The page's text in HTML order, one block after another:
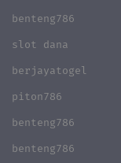
benteng786
slot dana
berjayatogel
piton786
benteng786
benteng786